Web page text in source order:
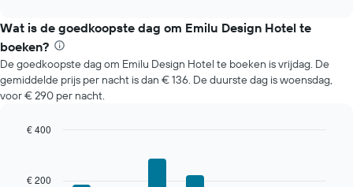
de
gemiddelde
prijs
per
maand
van
kamer
toont
Wat is de goedkoopste dag om Emilu Design Hotel te
boeken?
De goedkoopste dag om Emilu Design Hotel te boeken is vrijdag. De
gemiddelde prijs per nacht is dan € 136. De duurste dag is woensdag,
voor € 290 per nacht.
€ 200
€ 400